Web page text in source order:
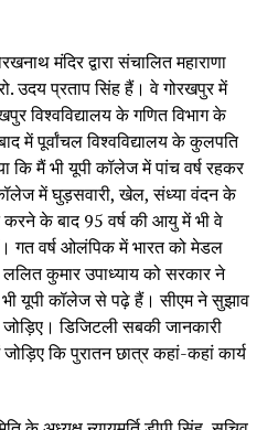
मंदिर द्वारा संचालित महाराणा
उदय प्रताप सिंह हैं। वे गोरखपुर में
विश्वविद्यालय के गणित विभाग के
में पूर्वांचल विश्वविद्यालय के कुलपति
मैं भी यूपी कॉलेज में पांच वर्ष रहकर
में घुड़सवारी, खेल, संध्या वंदन के
करने के बाद 95 वर्ष की आयु में भी वे
गत वर्ष ओलंपिक में भारत को मेडल
कुमार उपाध्याय को सरकार ने
भी यूपी कॉलेज से पढ़े हैं। सीएम ने सुझाव
डिजिटली सबकी जानकारी
जोड़िए कि पुरातन छात्र कहां-कहां कार्य